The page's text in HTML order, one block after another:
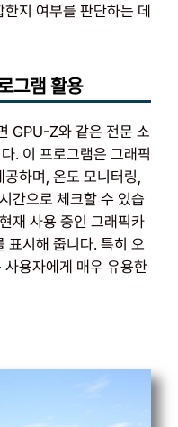
지 여부를 판단하는 데
그램 활용
GPU-Z와 같은 전문 소
. 이 프로그램은 그래픽
하며, 온도 모니터링,
간으로 체크할 수 있습
재 사용 중인 그래픽카
표시해 줍니다. 특히 오
용자에게 매우 유용한